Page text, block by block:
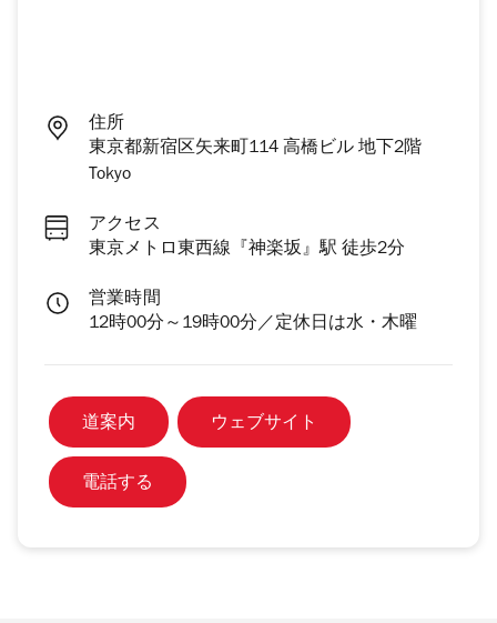
住所
東京都新宿区矢来町114 高橋ビル 地下2階
Tokyo
アクセス
東京メトロ東西線『神楽坂』駅 徒歩2分
営業時間
12時00分～19時00分／定休日は水・木曜
道案内 ウェブサイト
電話する